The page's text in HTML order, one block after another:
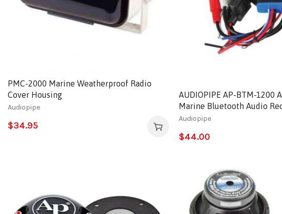
PMC-2000 Marine Weatherproof Radio
Cover Housing
Audiopipe
$34.95
AUDIOPIPE AP-BTM-1200
Marine Bluetooth Audio
Audiopipe
$44.00